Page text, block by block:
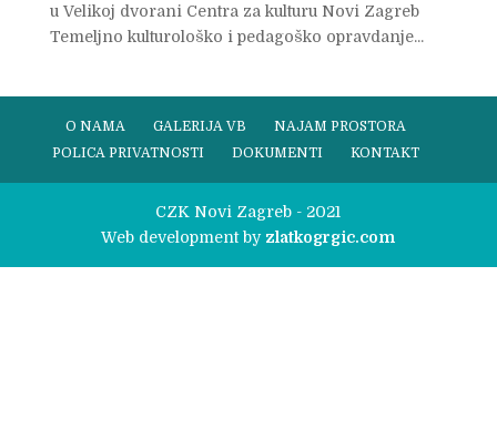
u Velikoj dvorani Centra za kulturu Novi Zagreb
Temeljno kulturološko i pedagoško opravdanje...
O NAMA GALERIJA VB
NAJAM PROSTORA
POLICA PRIVATNOSTI
DOKUMENTI KONTAKT
CZK Novi Zagreb - 2021
Web development by zlatkogrgic.com